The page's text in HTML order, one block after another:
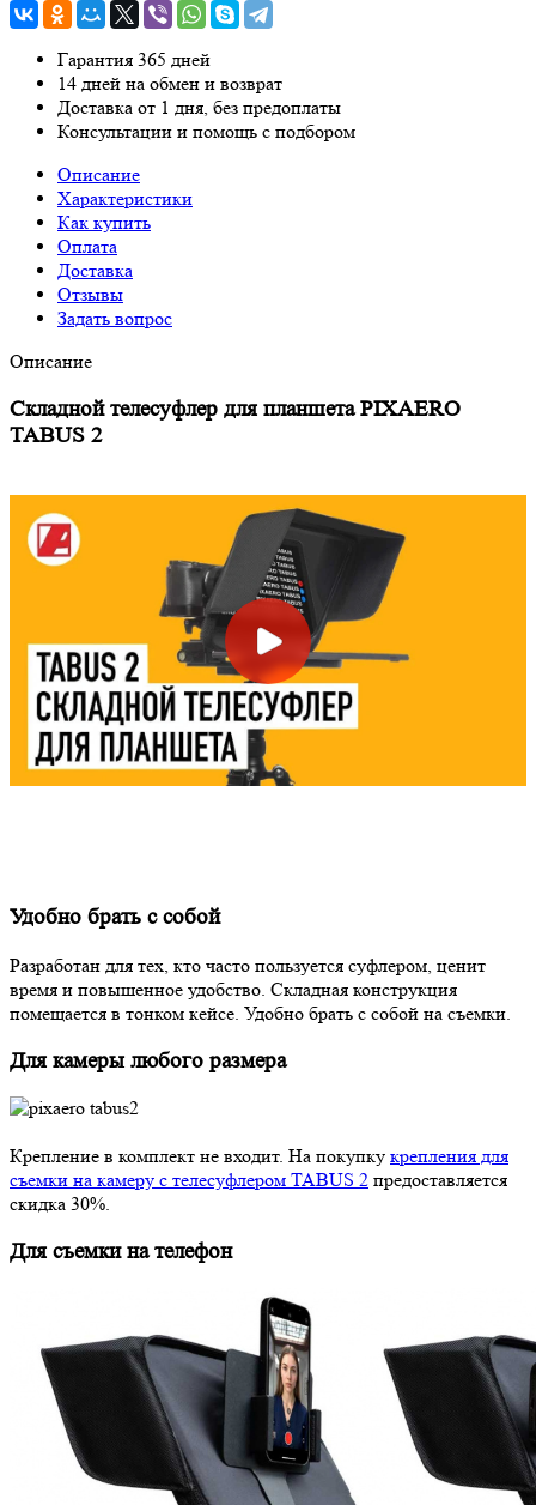
Гарантия 365 дней
14 дней на обмен и возврат
Доставка от 1 дня, без предоплаты
Консультации и помощь с подбором
Описание
Характеристики
Как купить
Оплата
Доставка
Отзывы
Задать вопрос
Описание
Складной телесуфлер для планшета PIXAERO
TABUS 2
Удобно брать с собой
Разработан для тех, кто часто пользуется суфлером, ценит
время и повышенное удобство. Складная конструкция
помещается в тонком кейсе. Удобно брать с собой на съемки.
Для камеры любого размера
Крепление в комплект не входит. На покупку крепления для
съемки на камеру с телесуфлером TABUS 2 предоставляется
скидка 30%.
Для съемки на телефон